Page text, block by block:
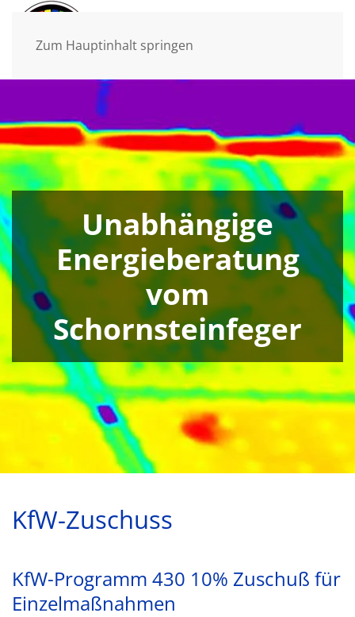
Zum Hauptinhalt springen
Unabhängige
Energieberatung
vom
Schornsteinfeger
KfW-Zuschuss
KfW-Programm 430 10% Zuschuß für
Einzelmaßnahmen